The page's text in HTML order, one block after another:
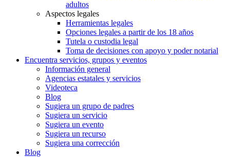
adultos
Aspectos legales
Herramientas legales
Opciones legales a partir de los 18 años
Tutela o custodia legal
Toma de decisiones con apoyo y poder notarial
Encuentra servicios, grupos y eventos
Información general
Agencias estatales y servicios
Videoteca
Blog
Sugiera un grupo de padres
Sugiera un servicio
Sugiera un evento
Sugiera un recurso
Sugiera una corrección
Blog